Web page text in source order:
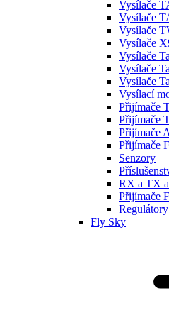
Vysílače
Vysílače
Vysílače
Vysílače
Vysílače
Vysílače
Vysílače
Vysílací
Přijímače
Přijímače
Přijímače
Přijímače
Senzory
RX a TX
Přijímače
Regulátory
Fly Sky